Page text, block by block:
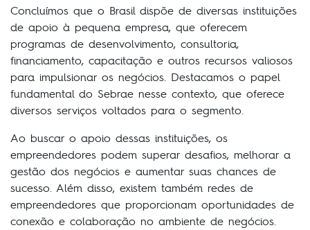
Concluímos que o Brasil dispõe de diversas instituições
de apoio à pequena empresa, que oferecem
programas de desenvolvimento, consultoria,
financiamento, capacitação e outros recursos valiosos
para impulsionar os negócios. Destacamos o papel
fundamental do Sebrae nesse contexto, que oferece
diversos serviços voltados para o segmento.
Ao buscar o apoio dessas instituições, os
empreendedores podem superar desafios, melhorar a
gestão dos negócios e aumentar suas chances de
sucesso. Além disso, existem também redes de
empreendedores que proporcionam oportunidades de
conexão e colaboração no ambiente de negócios.